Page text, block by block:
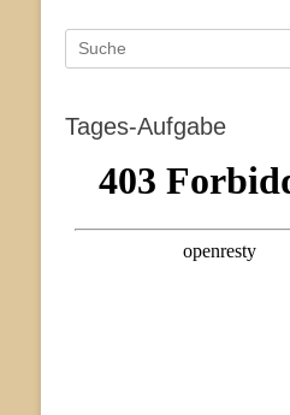
Suche
nach:
Tages-Aufgabe